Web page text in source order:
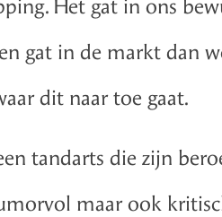
Het gat in ons
gat in de markt dan
dit naar toe gaat.
tandarts die zijn
maar ook